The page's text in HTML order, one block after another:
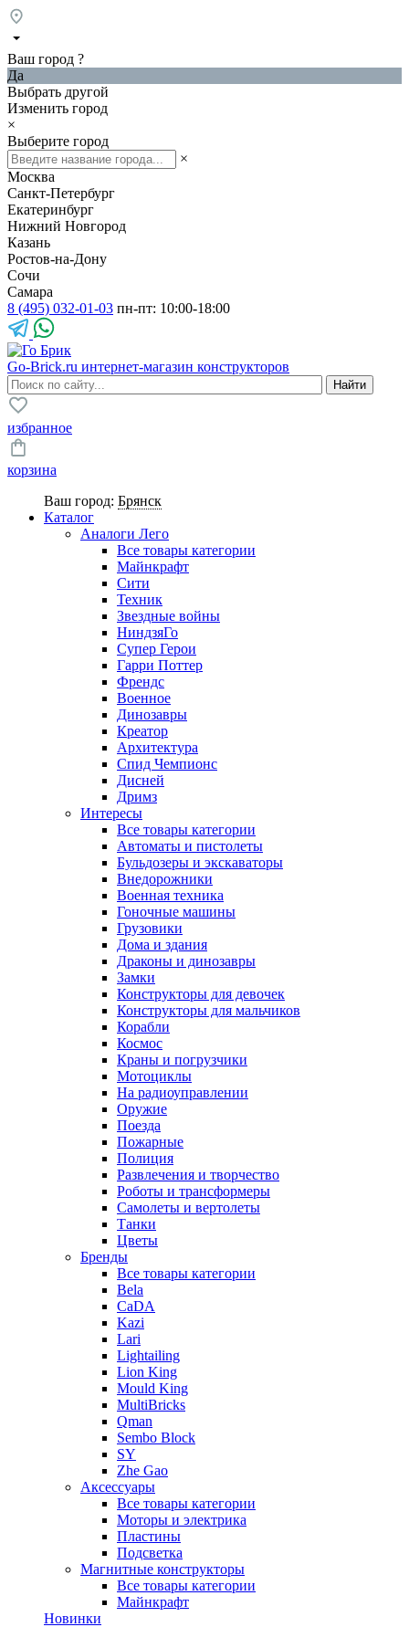
Ваш город ?
Да
Выбрать другой
Изменить город
×
Выберите город
×
Москва
Санкт-Петербург
Екатеринбург
Нижний Новгород
Казань
Ростов-на-Дону
Сочи
Самара
8 (495) 032-01-03 пн-пт: 10:00-18:00
Go-Brick.ru интернет-магазин конструкторов
избранное
корзина
Ваш город: Брянск
Каталог
Аналоги Лего
Все товары категории
Майнкрафт
Сити
Техник
Звездные войны
НиндзяГо
Супер Герои
Гарри Поттер
Френдс
Военное
Динозавры
Креатор
Архитектура
Спид Чемпионс
Дисней
Дримз
Интересы
Все товары категории
Автоматы и пистолеты
Бульдозеры и экскаваторы
Внедорожники
Военная техника
Гоночные машины
Грузовики
Дома и здания
Драконы и динозавры
Замки
Конструкторы для девочек
Конструкторы для мальчиков
Корабли
Космос
Краны и погрузчики
Мотоциклы
На радиоуправлении
Оружие
Поезда
Пожарные
Полиция
Развлечения и творчество
Роботы и трансформеры
Самолеты и вертолеты
Танки
Цветы
Бренды
Все товары категории
Bela
CaDA
Kazi
Lari
Lightailing
Lion King
Mould King
MultiBricks
Qman
Sembo Block
SY
Zhe Gao
Аксессуары
Все товары категории
Моторы и электрика
Пластины
Подсветка
Магнитные конструкторы
Все товары категории
Майнкрафт
Новинки